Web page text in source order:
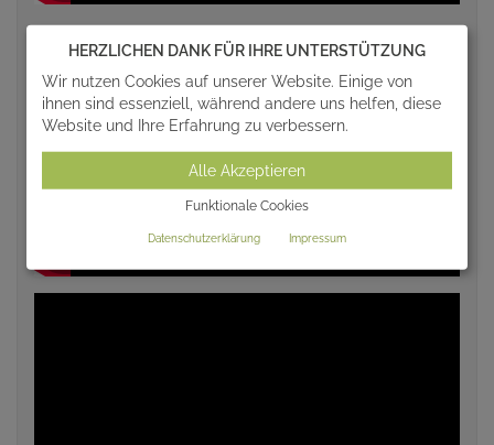
HERZLICHEN DANK FÜR IHRE UNTERSTÜTZUNG
Wir nutzen Cookies auf unserer Website. Einige von
ihnen sind essenziell, während andere uns helfen, diese
Website und Ihre Erfahrung zu verbessern.
Alle Akzeptieren
Funktionale Cookies
Datenschutzerklärung Impressum